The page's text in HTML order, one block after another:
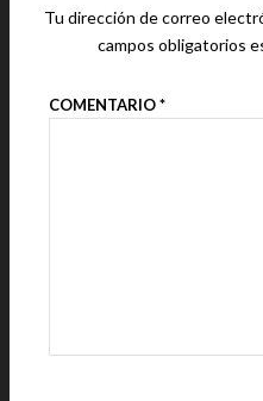
Tu dirección de correo
campos obligatorios
COMENTARIO*